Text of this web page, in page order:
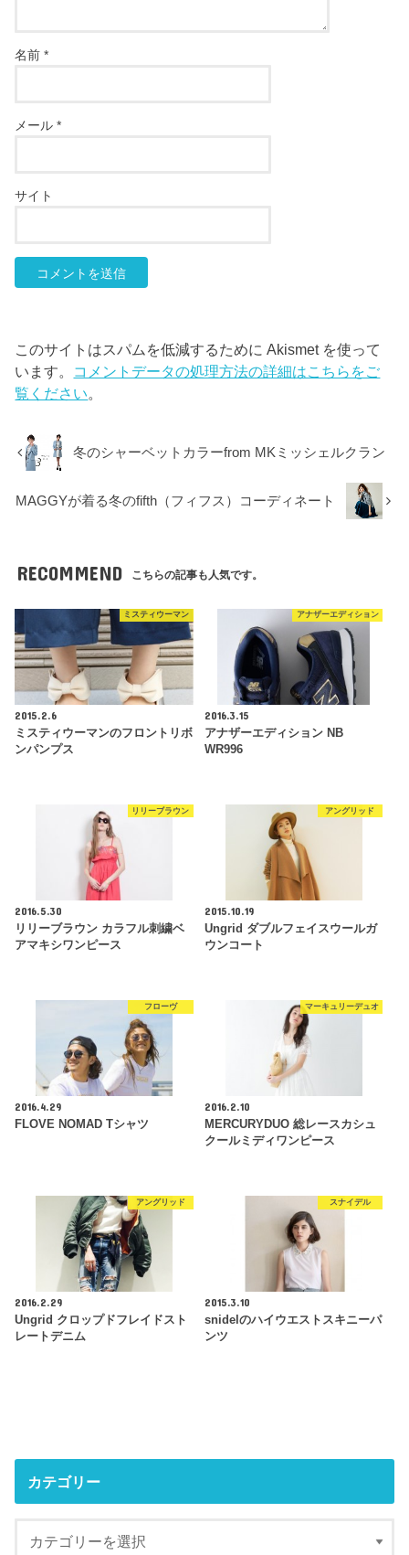
名前*
メール*
サイト
このサイトはスパムを低減するために Akismet を使って
います。 コメントデータの処理方法の詳細はこちらをご
覧ください。
冬のシャーベットカラーfrom MKミッシェルクラン
MAGGYが着る冬のfifth（フィフス）コーディネート
RECOMMEND こちらの記事も人気です。
ミスティウーマン
2015.2.6
ミスティウーマンのフロントリボ
ンパンプス
アナザーエディション
2016.3.15
アナザーエディション NB
WR996
リリーブラウン
2016.5.30
リリーブラウン カラフル刺繍ベ
アマキシワンピース
アングリッド
2015.10.19
Ungrid ダブルフェイスウールガ
ウンコート
フローヴ
2016.4.29
FLOVE NOMAD Tシャツ
マーキュリーデュオ
2016.2.10
MERCURYDUO 総レースカシュ
クールミディワンピース
アングリッド
2016.2.29
Ungrid クロップドフレイドスト
レートデニム
スナイデル
2015.3.10
snidelのハイウエストスキニーパ
ンツ
カテゴリー